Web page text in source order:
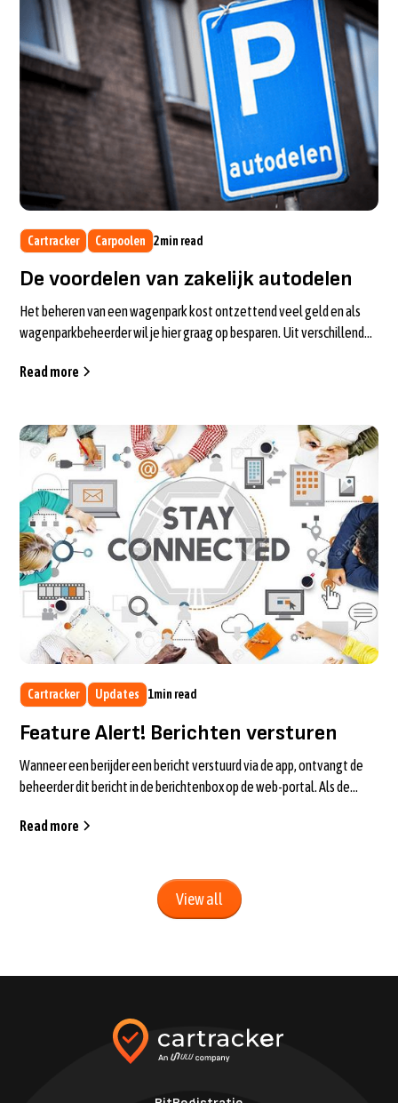
Cartracker Carpoolen 2min read
De voordelen van zakelijk autodelen
Het beheren van een wagenpark kost ontzettend veel geld en als
wagenparkbeheerder wil je hier graag op besparen. Uit verschillende
Read more
Cartracker Updates 1min read
Feature Alert! Berichten versturen
Wanneer een berijder een bericht verstuurd via de app, ontvangt de
beheerder dit bericht in de berichtenbox op de web-portal. Als de
Read more
View all